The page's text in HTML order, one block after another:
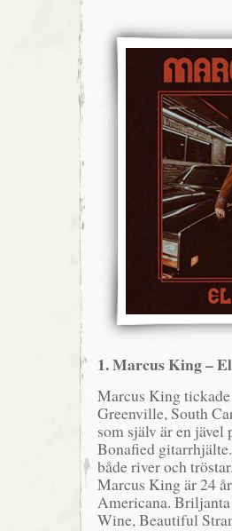
1. Marcus King –
Marcus King
Greenville, South
som själv är en jävel
Bonafied
både river och
Marcus King är 24
Americana.
Wine, Beautiful